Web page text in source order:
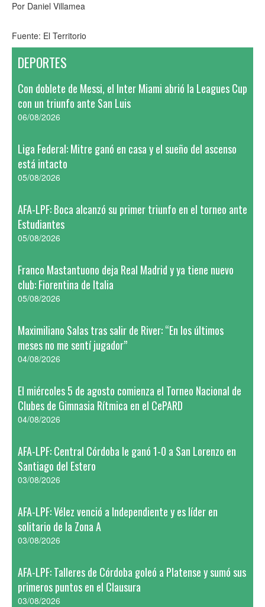
Por Daniel Villamea
Fuente: El Territorio
DEPORTES
Con doblete de Messi, el Inter Miami abrió la Leagues Cup
con un triunfo ante San Luis
06/08/2026
Liga Federal: Mitre ganó en casa y el sueño del ascenso
está intacto
05/08/2026
AFA-LPF: Boca alcanzó su primer triunfo en el torneo ante
Estudiantes
05/08/2026
Franco Mastantuono deja Real Madrid y ya tiene nuevo
club: Fiorentina de Italia
05/08/2026
Maximiliano Salas tras salir de River: “En los últimos
meses no me sentí jugador”
04/08/2026
El miércoles 5 de agosto comienza el Torneo Nacional de
Clubes de Gimnasia Rítmica en el CePARD
04/08/2026
AFA-LPF: Central Córdoba le ganó 1-0 a San Lorenzo en
Santiago del Estero
03/08/2026
AFA-LPF: Vélez venció a Independiente y es líder en
solitario de la Zona A
03/08/2026
AFA-LPF: Talleres de Córdoba goleó a Platense y sumó sus
primeros puntos en el Clausura
03/08/2026